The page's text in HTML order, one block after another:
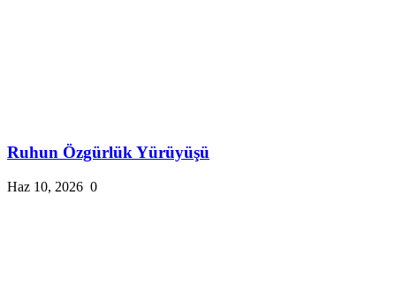
Ruhun Özgürlük Yürüyüşü
Haz 10, 2026 0